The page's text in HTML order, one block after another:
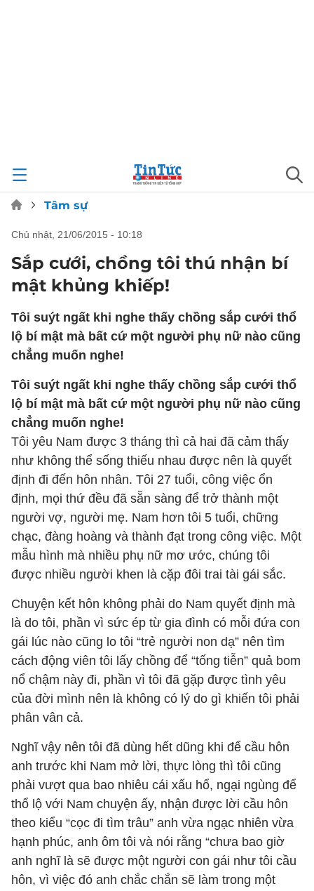
Tâm sự
chủ nhật, 21/06/2015 - 10:18
Sắp cưới, chồng tôi thú nhận bí
mật khủng khiếp!
Tôi suýt ngất khi nghe thấy chồng sắp cưới thổ
lộ bí mật mà bất cứ một người phụ nữ nào cũng
chẳng muốn nghe!
Tôi suýt ngất khi nghe thấy chồng sắp cưới thổ
lộ bí mật mà bất cứ một người phụ nữ nào cũng
chẳng muốn nghe!
Tôi yêu Nam được 3 tháng thì cả hai đã cảm thấy
như không thể sống thiếu nhau được nên là quyết
định đi đến hôn nhân. Tôi 27 tuổi, công việc ổn
định, mọi thứ đều đã sẵn sàng để trở thành một
người vợ, người mẹ. Nam hơn tôi 5 tuổi, chững
chạc, đàng hoàng và thành đạt trong công việc. Một
mẫu hình mà nhiều phụ nữ mơ ước, chúng tôi
được nhiều người khen là cặp đôi trai tài gái sắc.
Chuyện kết hôn không phải do Nam quyết định mà
là do tôi, phần vì sức ép từ gia đình có mỗi đứa con
gái lúc nào cũng lo tôi “trẻ người non dạ” nên tìm
cách động viên tôi lấy chồng để “tống tiễn” quả bom
nổ chậm này đi, phần vì tôi đã gặp được tình yêu
của đời mình nên là không có lý do gì khiến tôi phải
phân vân cả.
Nghĩ vậy nên tôi đã dùng hết dũng khi để cầu hôn
anh trước khi Nam mở lời, thực lòng thì tôi cũng
phải vượt qua bao nhiêu cái xấu hổ, ngại ngùng để
thổ lộ với Nam chuyện ấy, nhận được lời cầu hôn
theo kiểu “cọc đi tìm trâu” anh vừa ngạc nhiên vừa
hạnh phúc, anh ôm tôi và nói rằng “chưa bao giờ
anh nghĩ là sẽ được một người con gái như tôi cầu
hôn, vì việc đó anh chắc chắn sẽ làm trong một